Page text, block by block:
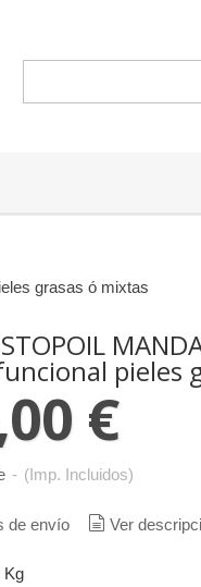
grasas ó mixtas
pieles
€
- (Imp. Incluidos)
de envío Ver
Kg